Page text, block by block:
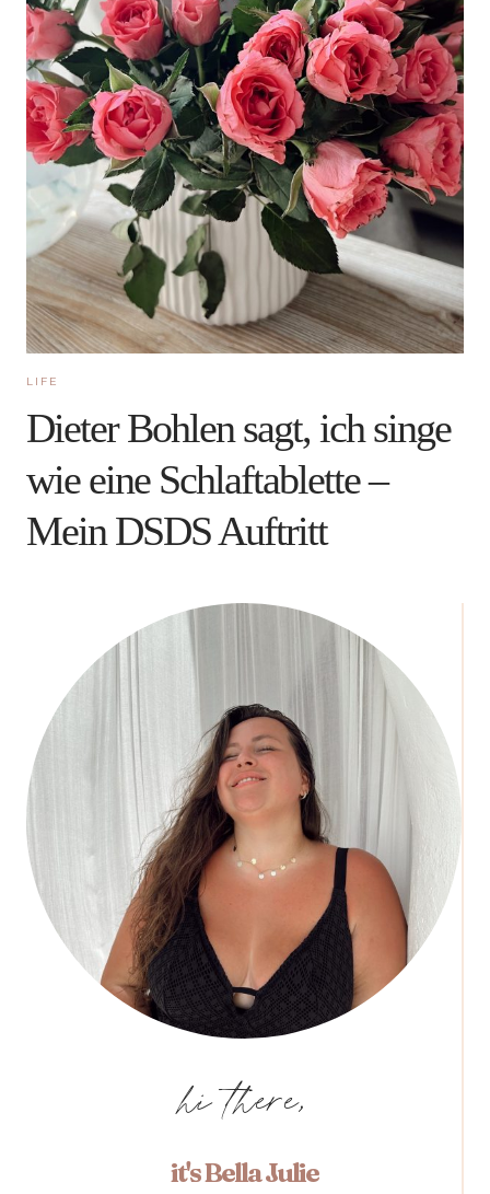
LIFE
Dieter Bohlen sagt, ich singe
wie eine Schlaftablette –
Mein DSDS Auftritt
hi there,
it's Bella Julie